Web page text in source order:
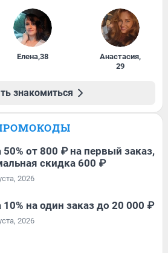
Елена,38 Анастасия,
29
знакомиться
от 800 ₽ на первый заказ,
скидка 600 ₽
2026
на один заказ до 20 000 ₽
2026